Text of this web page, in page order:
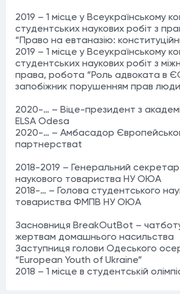
2019 – 1 місце у Всеукраїнському
студентських наукових робіт з
“Право на евтаназію:
2019 – 1 місце у Всеукраїнському
студентських наукових робіт з
права, робота “Роль адвоката в
запобіжник порушенням прав
2020-… – Віце-президент з
ELSA Odesa
2020-… – Амбасадор
партнерстваt
2018-2019 – Генеральний
наукового товариства НУ ОЮА
2018-… – Голова студентського
товариства ФМПВ НУ ОЮА
Засновниця BreakOutBot –
жертвам домашнього насильства
Заступниця голови Одеського
“European Youth of Ukraine”
2018 – 1 місце в студентській